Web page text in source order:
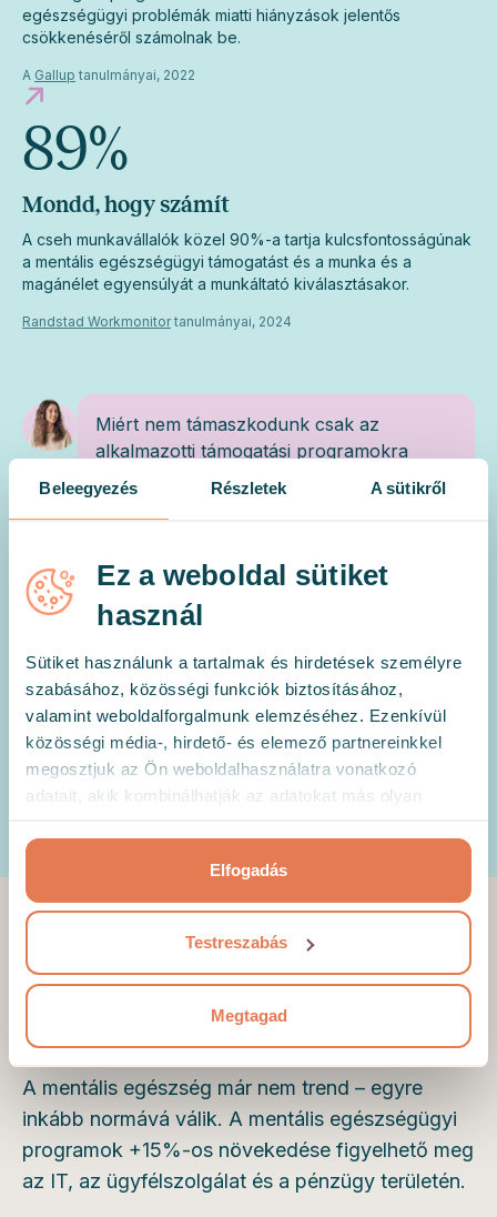
Beleegyezés Részletek A sütikről
Ez a weboldal sütiket
használ
Sütiket használunk a tartalmak és hirdetések személyre
szabásához, közösségi funkciók biztosításához,
valamint weboldalforgalmunk elemzéséhez. Ezenkívül
közösségi média-, hirdető- és elemező partnereinkkel
megosztjuk az Ön weboldalhasználatra vonatkozó
adatait, akik kombinálhatják az adatokat más olyan
Ön által használt más szolgáltatásokból gyűjtöttek.
Elfogadás
Testreszabás
Megtagad
egészségügyi problémák miatti hiányzások jelentős
csökkenéséről számolnak be.
A Gallup tanulmányai, 2022
89%
Mondd, hogy számít
A cseh munkavállalók közel 90%-a tartja kulcsfontosságúnak
a mentális egészségügyi támogatást és a munka és a
magánélet egyensúlyát a munkáltató kiválasztásakor.
Randstad Workmonitortanulmányai, 2024
Miért nem támaszkodunk csak az
alkalmazotti támogatási programokra
(EAP-k)?
A hagyományos EAP-k gyakran alacsony
hozzáféréssel küzdenek.
A Hedepy igény szerinti, online
konzultációt és terápiát és egyéb jólléti
szolgáltatásokat kínál – akár hatékony
kiegészítésként, akár intelligens
helyettesítőként.
A mentális egészség a
leggyorsabban növekvő
juttatás Csehországban
A mentális egészség már nem trend – egyre
inkább normává válik. A mentális egészségügyi
programok +15%-os növekedése figyelhető meg
az IT, az ügyfélszolgálat és a pénzügy területén.